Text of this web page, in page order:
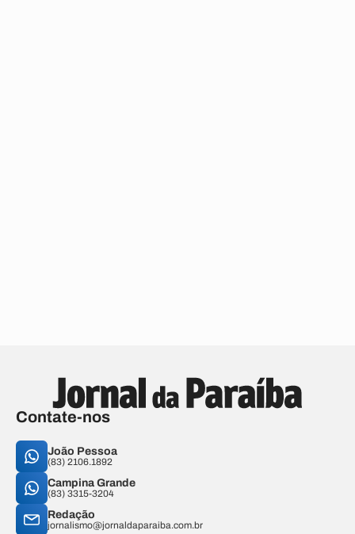
Contate-nos
João Pessoa
(83) 2106.1892
Campina Grande
(83) 3315-3204
Redação
jornalismo@jornaldaparaiba.com.br